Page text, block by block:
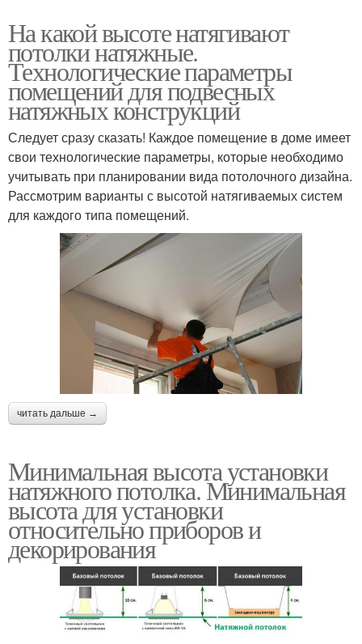
На какой высоте натягивают
потолки натяжные.
Технологические параметры
помещений для подвесных
натяжных конструкций
Следует сразу сказать! Каждое помещение в доме имеет
свои технологические параметры, которые необходимо
учитывать при планировании вида потолочного дизайна.
Рассмотрим варианты с высотой натягиваемых систем
для каждого типа помещений.
читать дальше →
Минимальная высота установки
натяжного потолка. Минимальная
высота для установки
относительно приборов и
декорирования